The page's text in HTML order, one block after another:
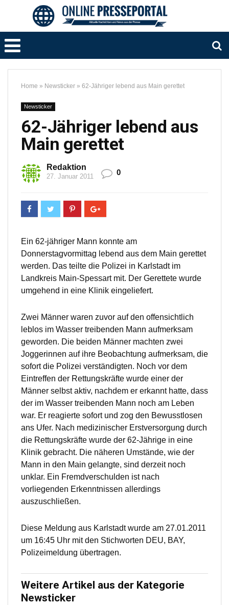
Home » Newsticker » 62-Jähriger lebend aus Main gerettet
Newsticker
62-Jähriger lebend aus
Main gerettet
Redaktion
27. Januar 2011 0
Ein 62-jähriger Mann konnte am
Donnerstagvormittag lebend aus dem Main gerettet
werden. Das teilte die Polizei in Karlstadt im
Landkreis Main-Spessart mit. Der Gerettete wurde
umgehend in eine Klinik eingeliefert.
Zwei Männer waren zuvor auf den offensichtlich
leblos im Wasser treibenden Mann aufmerksam
geworden. Die beiden Männer machten zwei
Joggerinnen auf ihre Beobachtung aufmerksam, die
sofort die Polizei verständigten. Noch vor dem
Eintreffen der Rettungskräfte wurde einer der
Männer selbst aktiv, nachdem er erkannt hatte, dass
der im Wasser treibenden Mann noch am Leben
war. Er reagierte sofort und zog den Bewusstlosen
ans Ufer. Nach medizinischer Erstversorgung durch
die Rettungskräfte wurde der 62-Jährige in eine
Klinik gebracht. Die näheren Umstände, wie der
Mann in den Main gelangte, sind derzeit noch
unklar. Ein Fremdverschulden ist nach
vorliegenden Erkenntnissen allerdings
auszuschließen.
Diese Meldung aus Karlstadt wurde am 27.01.2011
um 16:45 Uhr mit den Stichworten DEU, BAY,
Polizeimeldung übertragen.
Weitere Artikel aus der Kategorie
Newsticker